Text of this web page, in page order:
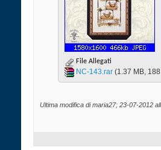
File Allegati
NC-143.rar‎ (1.37 MB,
Ultima modifica di maria27; 23-07-2012